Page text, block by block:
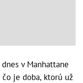
v Manhattane
čo je doba, ktorú už